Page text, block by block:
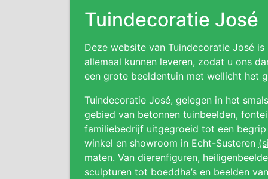
Tuindecoratie José
Deze website van Tuindecoratie José
allemaal kunnen leveren, zodat u ons
een grote beeldentuin met wellicht het
Tuindecoratie José, gelegen in het
gebied van betonnen tuinbeelden,
familiebedrijf uitgegroeid tot een
winkel en showroom in Echt-Susteren
maten. Van dierenfiguren,
sculpturen tot boeddha’s en beelden